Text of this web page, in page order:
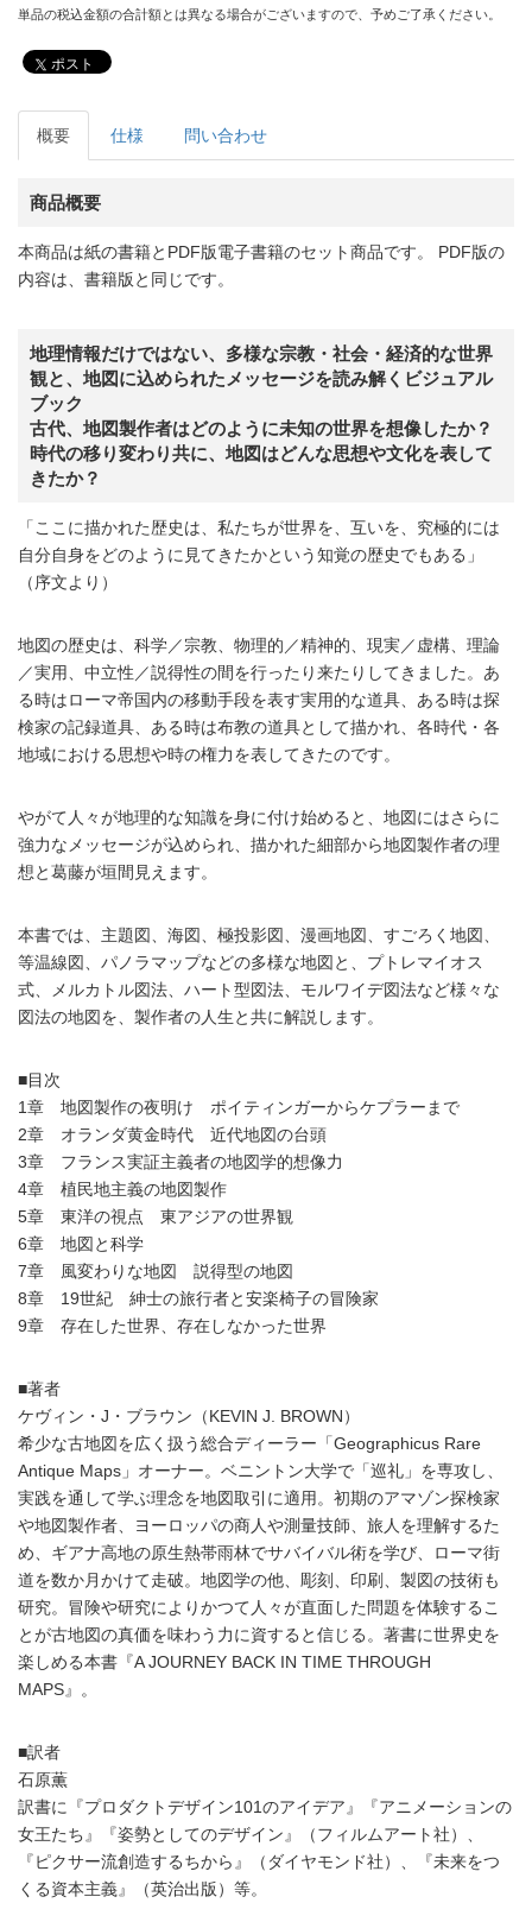
単品の税込金額の合計額とは異なる場合がございますので、予めご了承ください。
ポスト
概要 仕様 問い合わせ
商品概要
本商品は紙の書籍とPDF版電子書籍のセット商品です。 PDF版の
内容は、書籍版と同じです。
地理情報だけではない、多様な宗教・社会・経済的な世界
観と、地図に込められたメッセージを読み解くビジュアル
ブック
古代、地図製作者はどのように未知の世界を想像したか？
時代の移り変わり共に、地図はどんな思想や文化を表して
きたか？
「ここに描かれた歴史は、私たちが世界を、互いを、究極的には
自分自身をどのように見てきたかという知覚の歴史でもある」
（序文より）
地図の歴史は、科学／宗教、物理的／精神的、現実／虚構、理論
／実用、中立性／説得性の間を行ったり来たりしてきました。あ
る時はローマ帝国内の移動手段を表す実用的な道具、ある時は探
検家の記録道具、ある時は布教の道具として描かれ、各時代・各
地域における思想や時の権力を表してきたのです。
やがて人々が地理的な知識を身に付け始めると、地図にはさらに
強力なメッセージが込められ、描かれた細部から地図製作者の理
想と葛藤が垣間見えます。
本書では、主題図、海図、極投影図、漫画地図、すごろく地図、
等温線図、パノラマップなどの多様な地図と、プトレマイオス
式、メルカトル図法、ハート型図法、モルワイデ図法など様々な
図法の地図を、製作者の人生と共に解説します。
■目次
1章 地図製作の夜明け ポイティンガーからケプラーまで
2章 オランダ黄金時代 近代地図の台頭
3章 フランス実証主義者の地図学的想像力
4章 植民地主義の地図製作
5章 東洋の視点 東アジアの世界観
6章 地図と科学
7章 風変わりな地図 説得型の地図
8章 19世紀 紳士の旅行者と安楽椅子の冒険家
9章 存在した世界、存在しなかった世界
■著者
ケヴィン・J・ブラウン（KEVIN J. BROWN）
希少な古地図を広く扱う総合ディーラー「Geographicus Rare
Antique Maps」オーナー。ベニントン大学で「巡礼」を専攻し、
実践を通して学ぶ理念を地図取引に適用。初期のアマゾン探検家
や地図製作者、ヨーロッパの商人や測量技師、旅人を理解するた
め、ギアナ高地の原生熱帯雨林でサバイバル術を学び、ローマ街
道を数か月かけて走破。地図学の他、彫刻、印刷、製図の技術も
研究。冒険や研究によりかつて人々が直面した問題を体験するこ
とが古地図の真価を味わう力に資すると信じる。著書に世界史を
楽しめる本書『A JOURNEY BACK IN TIME THROUGH
MAPS』。
■訳者
石原薫
訳書に『プロダクトデザイン101のアイデア』『アニメーションの
女王たち』『姿勢としてのデザイン』（フィルムアート社）、
『ピクサー流創造するちから』（ダイヤモンド社）、『未来をつ
くる資本主義』（英治出版）等。